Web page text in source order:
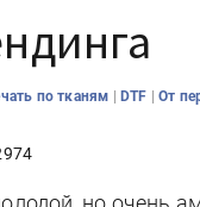
по тканям |DTF |От